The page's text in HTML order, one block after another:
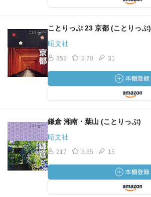
ことりっぷ 23 京都 (ことりっぷ)
昭文社
352 3.70 31
鎌倉 湘南・葉山 (ことりっぷ)
昭文社
217 3.65 15